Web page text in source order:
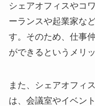
シェアオフィスやコ
ーランスや起業家な
す。そのため、仕事
ができるというメリ
また、シェアオフィ
は、会議室やイベン